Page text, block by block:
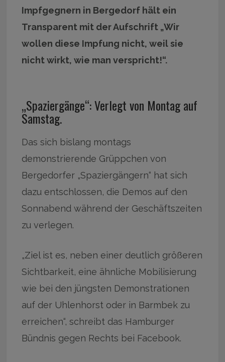
Impfgegnern in Bergedorf hält ein
Transparent mit der Aufschrift „Wir
wollen diese Impfung nicht, weil sie
nicht wirkt, wie man verspricht!“.
„Spaziergänge“: Verlegt von Montag auf
Samstag.
Das sich bislang montags
demonstrierende Grüppchen von
Bergedorfer „Spaziergängern“ hat sich
dazu entschlossen, die Demos auf den
Sonnabend während der Geschäftszeiten
zu verlegen.
„Ziel ist es, neben einer deutlich größeren
Sichtbarkeit, eine ähnliche Mobilisierung
wie bei den jüngsten Demonstrationen
auf der Uhlenhorst oder in Barmbek zu
erreichen“, schreibt das Hamburger
Bündnis gegen Rechts bei Facebook.